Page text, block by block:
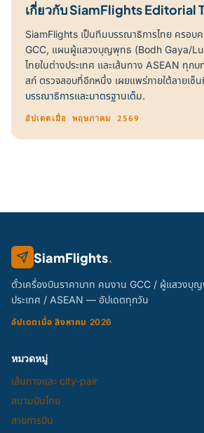
เกี่ยวกับ SiamFlights Editorial
SiamFlights เป็นทีมบรรณาธิการไทย ครอบ
GCC, แผนผู้แสวงบุญพุทธ (Bodh Gaya/
ไทยในต่างประเทศ และเส้นทาง ASEAN ทุก
สก์ ตรวจสอบที่อีกหนึ่ง เผยแพร่ภายใต้ลายเซ็น
บรรณาธิการและมาตรฐานเต็ม.
อัปเดตเมื่อ พฤษภาคม 2569
SiamFlights.
ตั๋วเครื่องบินราคาบาท คนงาน GCC / ผู้แสวงบุ
ประเทศ / ASEAN — อัปเดตทุกวัน
อัปเดตเมื่อ สิงหาคม 2026
หมวดหมู่
เส้นทางและ city-pair
สนามบินไทย
สายการบิน